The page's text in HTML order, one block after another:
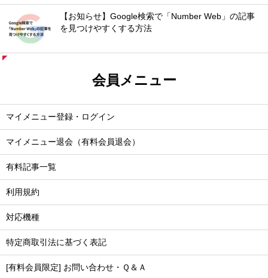
【お知らせ】Google検索で「Number Web」の記事
を見つけやすくする方法
会員メニュー
マイメニュー登録・ログイン
マイメニュー退会（有料会員退会）
有料記事一覧
利用規約
対応機種
特定商取引法に基づく表記
[有料会員限定] お問い合わせ・Ｑ＆Ａ